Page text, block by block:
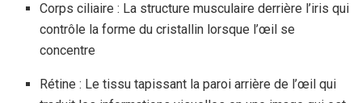
Corps ciliaire : La structure musculaire derrière l’iris qui
contrôle la forme du cristallin lorsque l’œil se
concentre
Rétine : Le tissu tapissant la paroi arrière de l’œil qui